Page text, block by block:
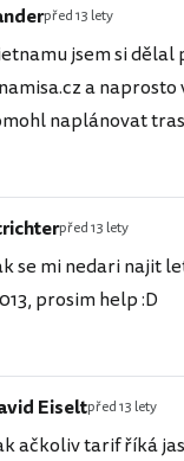
před 13 lety
jsem si dělal
a naprosto
naplánovat
před 13 lety
se mi nedari najit
prosim help :D
Eiseltpřed 13 lety
ačkoliv tarif říká